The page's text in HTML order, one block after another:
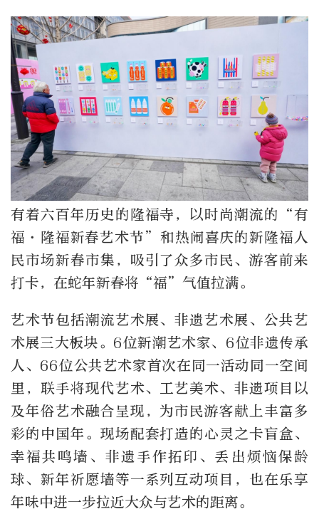
有着六百年历史的隆福寺，以时尚潮流的“有
福·隆福新春艺术节”和热闹喜庆的新隆福人
民市场新春市集，吸引了众多市民、游客前来
打卡，在蛇年新春将“福”气值拉满。
艺术节包括潮流艺术展、非遗艺术展、公共艺
术展三大板块。6位新潮艺术家、6位非遗传承
人、66位公共艺术家首次在同一活动同一空间
里，联手将现代艺术、工艺美术、非遗项目以
及年俗艺术融合呈现，为市民游客献上丰富多
彩的中国年。现场配套打造的心灵之卡盲盒、
幸福共鸣墙、非遗手作拓印、丢出烦恼保龄
球、新年祈愿墙等一系列互动项目，也在乐享
年味中进一步拉近大众与艺术的距离。